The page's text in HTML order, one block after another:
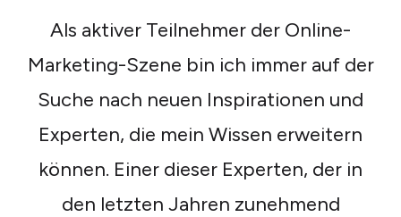
Als aktiver Teilnehmer der Online-
Marketing-Szene bin ich immer auf der
Suche nach neuen Inspirationen und
Experten, die mein Wissen erweitern
können. Einer dieser Experten, der in
den letzten Jahren zunehmend